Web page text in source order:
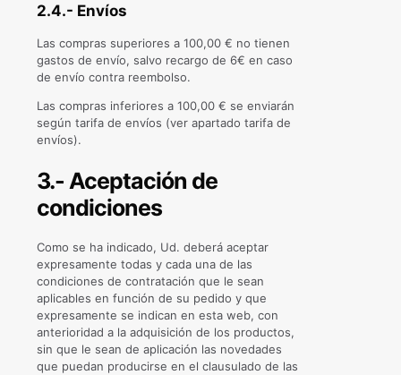
2.4.- Envíos
Las compras superiores a 100,00 € no tienen
gastos de envío, salvo recargo de 6€ en caso
de envío contra reembolso.
Las compras inferiores a 100,00 € se enviarán
según tarifa de envíos (ver apartado tarifa de
envíos).
3.- Aceptación de
condiciones
Como se ha indicado, Ud. deberá aceptar
expresamente todas y cada una de las
condiciones de contratación que le sean
aplicables en función de su pedido y que
expresamente se indican en esta web, con
anterioridad a la adquisición de los productos,
sin que le sean de aplicación las novedades
que puedan producirse en el clausulado de las